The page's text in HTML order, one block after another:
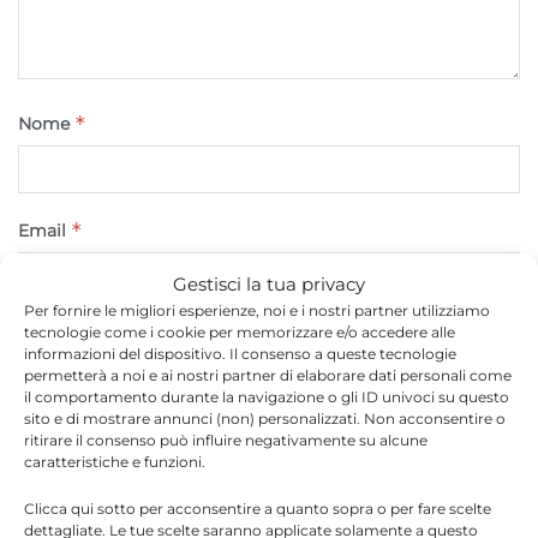
Gestisci la tua privacy
Per fornire le migliori esperienze, noi e i nostri partner utilizziamo
tecnologie come i cookie per memorizzare e/o accedere alle
informazioni del dispositivo. Il consenso a queste tecnologie
permetterà a noi e ai nostri partner di elaborare dati personali come
il comportamento durante la navigazione o gli ID univoci su questo
sito e di mostrare annunci (non) personalizzati. Non acconsentire o
ritirare il consenso può influire negativamente su alcune
caratteristiche e funzioni.
Clicca qui sotto per acconsentire a quanto sopra o per fare scelte
dettagliate. Le tue scelte saranno applicate solamente a questo
Nome *
Email *
Sito web